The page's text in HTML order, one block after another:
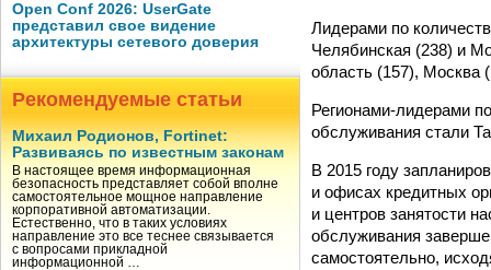
Open Conf 2026: UserGate
представил свое видение
архитектуры сетевого доверия
Рекомендуемые статьи
Михаил Родионов, Fortinet:
Развиваясь по известным законам
В настоящее время информационная
безопасность представляет собой вполне
самостоятельное мощное направление
корпоративной автоматизации.
Естественно, что в таких условиях
направление это все теснее связывается
с вопросами прикладной
информационной …
Лидерами по
Челябинская (238) и
область (157), Москва
Регионами-лидерами
обслуживания стали
В 2015 году
и офисах кредитных
и центров занятости
обслуживания
самостоятельно,